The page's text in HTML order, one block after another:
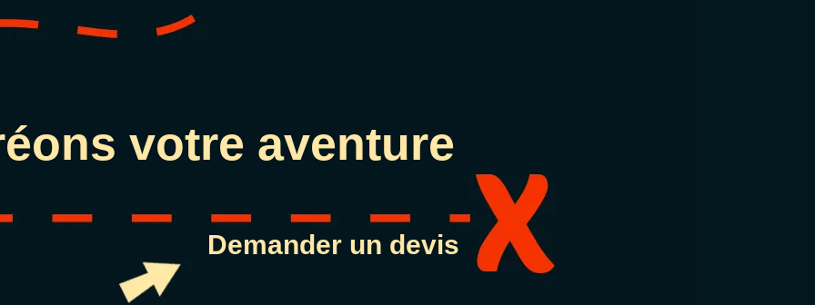
Demander un devis
votre aventure